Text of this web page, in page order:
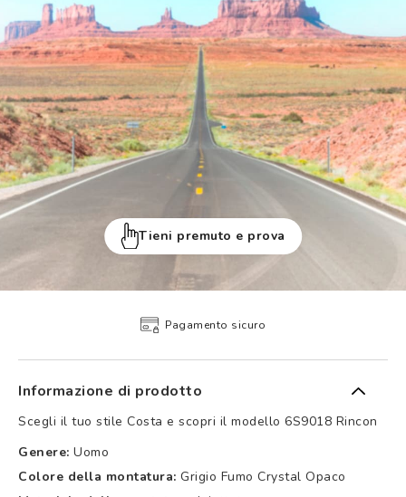
Tieni premuto e prova
Pagamento sicuro
Informazione di prodotto
Scegli il tuo stile Costa e scopri il modello 6S9018 Rincon
Genere: Uomo
Colore della montatura: Grigio Fumo Crystal Opaco